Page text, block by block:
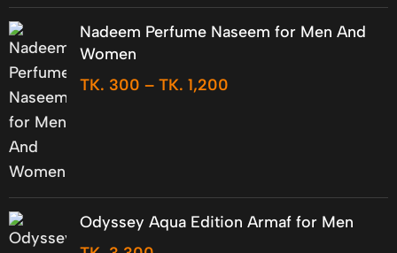
Nadeem Perfume Naseem for Men And
Women
TK. 300 – TK. 1,200
Odyssey Aqua Edition Armaf for Men